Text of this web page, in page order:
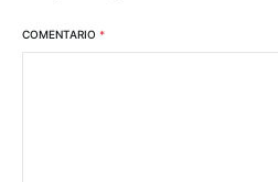
COMENTARIO *